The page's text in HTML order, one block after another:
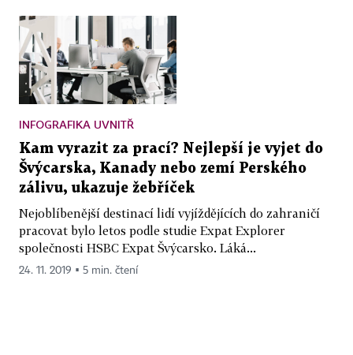
INFOGRAFIKA UVNITŘ
Kam vyrazit za prací? Nejlepší je vyjet do
Švýcarska, Kanady nebo zemí Perského
zálivu, ukazuje žebříček
Nejoblíbenější destinací lidí vyjíždějících do zahraničí
pracovat bylo letos podle studie Expat Explorer
společnosti HSBC Expat Švýcarsko. Láká...
24. 11. 2019 ▪ 5 min. čtení